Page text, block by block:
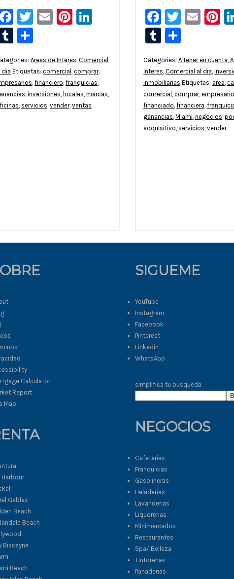
Facebook
Twitter
EmailPinterest
LinkedIn
Tumblr
Areas de Interes, Comercial
dia Etiquetas: comercial , comprar,
, financiero, franquicias,
, inversiones, locales, marcas,
, servicios, vender, ventas
Facebook
Twitter
Tumblr
Categories: A tener en cuenta,
Interes, Comercial al dia,
inmobiliarias Etiquetas: area,
comercial , comprar,
financiado, financiera,
ganancias, Miami, negocios,
adquisitivo, servicios, vender
Calculator
Report
Map
Harbour
Gables
Beach
Beach
Biscayne
Beach
SIGUEME
YouTube
Instagram
Facebook
Pinterest
Linkedin
WhatsApp
simplifica tu busqueda
NEGOCIOS
Cafeterias
Franquicias
Gasolineras
Heladerias
Lavanderias
Liquorerias
Minimercados
Restaurantes
Spa/ Belleza
Tintorerias
Panaderias